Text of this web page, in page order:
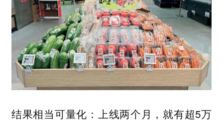
结果相当可量化：上线两个月，就有超5万